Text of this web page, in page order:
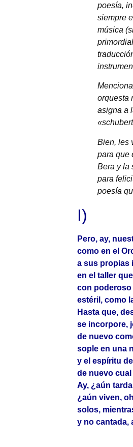
poesía,
siempre
música
orquesta
asigna a
Bien, les
para que
Bera y la
para
poesía
I)
Pero, ay,
como en el
a sus propias
en el taller
con poderoso
estéril, como
Hasta que,
se incorpore,
de nuevo
sople en una
y el espíritu
de nuevo
Ay, ¿aún
¿aún viven,
solos,
y no cantada,